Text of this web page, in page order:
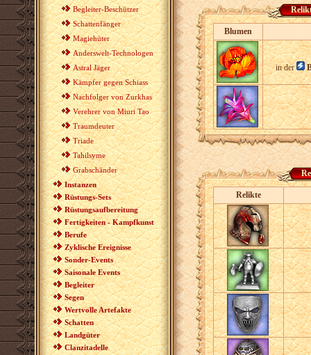
Begleiter-Beschützer
Schattenfänger
Magiehüter
Anderswelt-Technologen
Astral Jäger
Kämpfer gegen Schiass
Nachfolger von Zurkhas
Verehrer von Miuri Tao
Traumdeuter
Triade
Tahilsyme
Grabschänder
Instanzen
Rüstungs-Sets
Rüstungsaufbereitung
Fertigkeiten - Kampfkunst
Berufe
Zyklische Ereignisse
Sonder-Events
Saisonale Events
Begleiter
Segen
Wertvolle Artefakte
Schatten
Landgüter
Clanzitadelle
Blumen
in der
Relikte